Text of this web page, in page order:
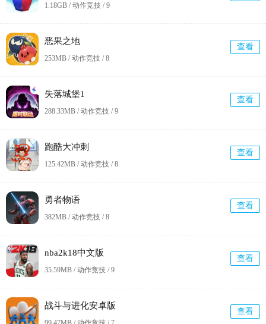
1.18GB / 动作竞技 /9
恶果之地
253MB / 动作竞技 /8
查看
失落城堡1
288.33MB / 动作竞技 /9
查看
跑酷大冲刺
125.42MB / 动作竞技 /8
查看
勇者物语
382MB / 动作竞技 /8
查看
nba2k18中文版
35.59MB / 动作竞技 /9
查看
战斗与进化安卓版
查看